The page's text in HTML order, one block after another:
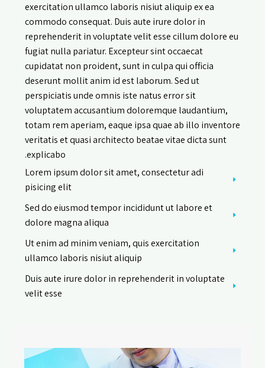
exercitation ullamco laboris nisiut aliquip ex ea
commodo consequat. Duis aute irure dolor in
reprehenderit in voluptate velit esse cillum dolore eu
fugiat nulla pariatur. Excepteur sint occaecat
cupidatat non proident, sunt in culpa qui officia
deserunt mollit anim id est laborum. Sed ut
perspiciatis unde omnis iste natus error sit
voluptatem accusantium doloremque laudantium,
totam rem aperiam, eaque ipsa quae ab illo inventore
veritatis et quasi architecto beatae vitae dicta sunt
explicabo.
Lorem ipsum dolor sit amet, consectetur adi
pisicing elit
Sed do eiusmod tempor incididunt ut labore et
dolore magna aliqua
Ut enim ad minim veniam, quis exercitation
ullamco laboris nisiut aliquip
Duis aute irure dolor in reprehenderit in voluptate
velit esse